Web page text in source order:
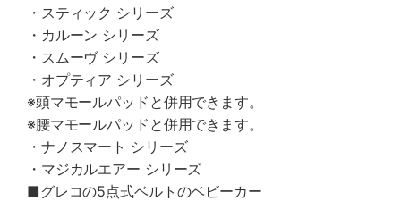
・スティック シリーズ
・カルーン シリーズ
・スムーヴ シリーズ
・オプティア シリーズ
※頭マモールパッドと併用できます。
※腰マモールパッドと併用できます。
・ナノスマート シリーズ
・マジカルエアー シリーズ
■グレコの5点式ベルトのベビーカー